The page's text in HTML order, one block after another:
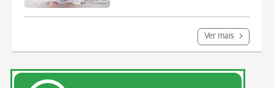
Ver mais